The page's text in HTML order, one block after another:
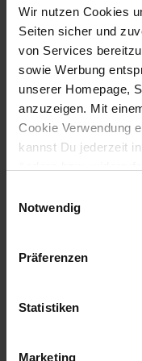
Wir nutzen Cookies
Seiten sicher und
von Services
sowie Werbung
unserer Homepage,
anzuzeigen. Mit
Cookie Verwendung
kannst Du jederzeit
Notwendig
Präferenzen
Statistiken
Marketing
- 2× Müslischale
- 2× Frühstücksteller
Material: Porzellan
Merkmale:
Henkelbecher:
Maße: ca. 11,2 × 10,6 ×
Durchmesser: ca. 15 cm
Frühstücksteller: